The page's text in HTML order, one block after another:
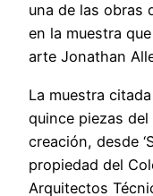
una de las obras
en la muestra
arte Jonathan
La muestra
quince piezas
creación, desde
propiedad del
Arquitectos